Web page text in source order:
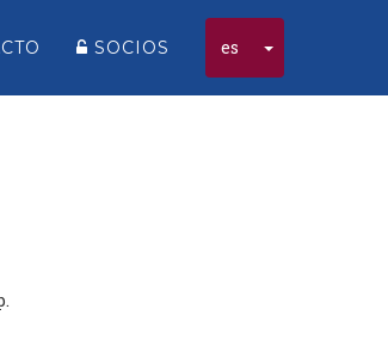
SOCIOS es Desplegar